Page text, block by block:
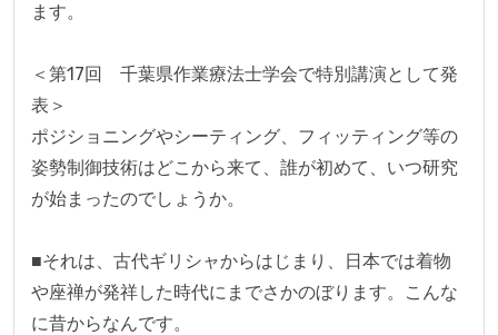
ます。
＜第17回　千葉県作業療法士学会で特別講演として発
表＞
ポジショニングやシーティング、フィッティング等の
姿勢制御技術はどこから来て、誰が初めて、いつ研究
が始まったのでしょうか。
■それは、古代ギリシャからはじまり、日本では着物
や座禅が発祥した時代にまでさかのぼります。こんな
に昔からなんです。